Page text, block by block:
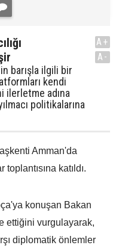
barışla ilgili bir
kendi
adına
politikalarına
A+
A-
Amman'da
katıldı.
konuşan Bakan
ettiğini vurgulayarak,
diplomatik önlemler